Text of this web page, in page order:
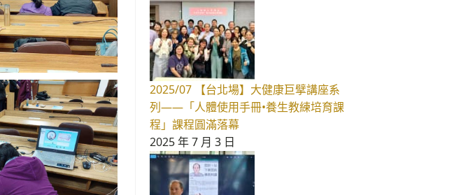
2025/07 【台北場】大健康巨擘講座系
列——「人體使用手冊•養生教練培育課
程」課程圓滿落幕
2025 年 7 月 3 日